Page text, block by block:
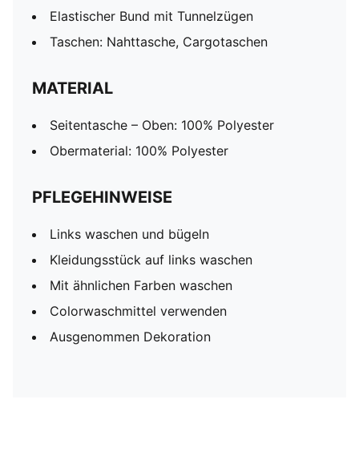
Elastischer Bund mit Tunnelzügen
Taschen: Nahttasche, Cargotaschen
MATERIAL
Seitentasche – Oben: 100% Polyester
Obermaterial: 100% Polyester
PFLEGEHINWEISE
Links waschen und bügeln
Kleidungsstück auf links waschen
Mit ähnlichen Farben waschen
Colorwaschmittel verwenden
Ausgenommen Dekoration